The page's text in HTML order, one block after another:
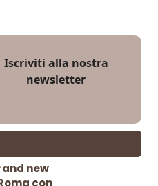
Iscriviti alla nostra
newsletter
new